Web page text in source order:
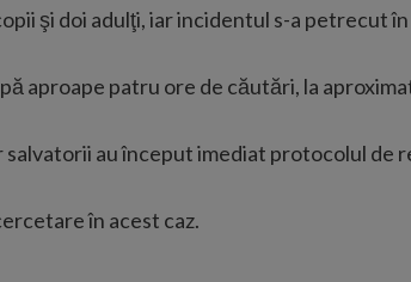
şi doi adulţi, iar incidentul s-a petrecut
aproape patru ore de căutări, la
salvatorii au început imediat protocolul
în acest caz.